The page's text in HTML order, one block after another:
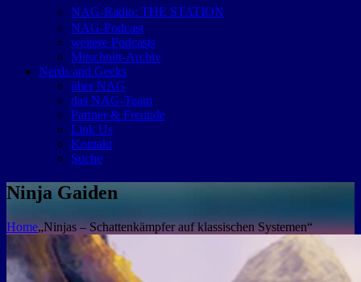
NAG-Radio: THE STATION
NAG-Podcast
weitere Podcasts
Mitschnitt-Archiv
Nerds and Geeks
über NAG
das NAG-Team
Partner & Freunde
Link Us
Kontakt
Suche
Ninja Gaiden
Home„Ninjas – Schattenkämpfer auf klassischen Systemen“